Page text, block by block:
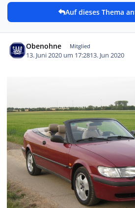
Auf dieses Thema
Obenohne Mitglied
13. Juni 2020 um 17:2813. Jun 2020